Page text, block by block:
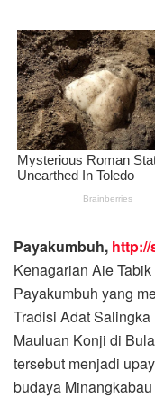
Payakumbuh,
Kenagarian Aie
Payakumbuh yang
Tradisi Adat
Mauluan Konji di
tersebut menjadi
budaya